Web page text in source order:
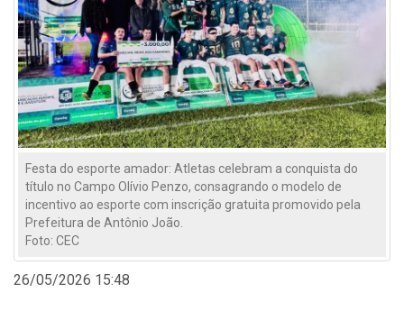
Festa do esporte amador: Atletas celebram a conquista do
título no Campo Olívio Penzo, consagrando o modelo de
incentivo ao esporte com inscrição gratuita promovido pela
Prefeitura de Antônio João.
Foto: CEC
26/05/2026 15:48